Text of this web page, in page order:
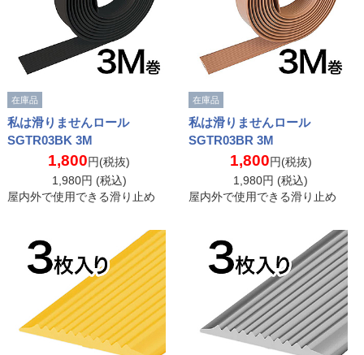
在庫品
私は滑りませんロール
SGTR03BK 3M
1,800円(税抜)
1,980円 (税込)
屋内外で使用できる滑り止め
在庫品
私は滑りませんロール
SGTR03BR 3M
1,800円(税抜)
1,980円 (税込)
屋内外で使用できる滑り止め